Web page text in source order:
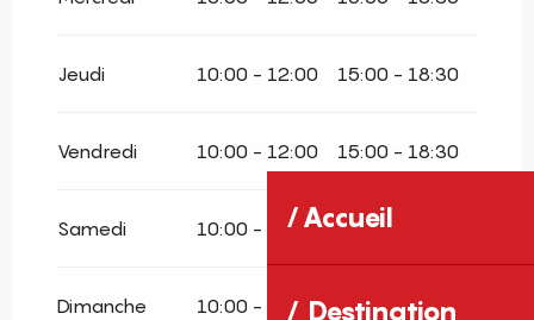
Accueil
Destination
Jeudi 10:00 - 12:00 15:00 - 18:30
Vendredi 10:00 - 12:00 15:00 - 18:30
Samedi 10:00 - 12:00 15:00 - 18:30
Dimanche 10:00 - 12:00 15:00 - 18:30